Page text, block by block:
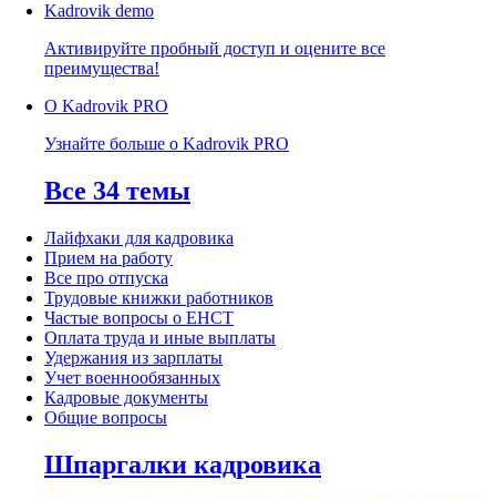
Kadrovik demo
Активируйте пробный доступ и оцените все
преимущества!
О Kadrovik PRO
Узнайте больше о Kadrovik PRO
Все 34 темы
Лайфхаки для кадровика
Прием на работу
Все про отпуска
Трудовые книжки работников
Частые вопросы о ЕНСТ
Оплата труда и иные выплаты
Удержания из зарплаты
Учет военнообязанных
Кадровые документы
Общие вопросы
Шпаргалки кадровика